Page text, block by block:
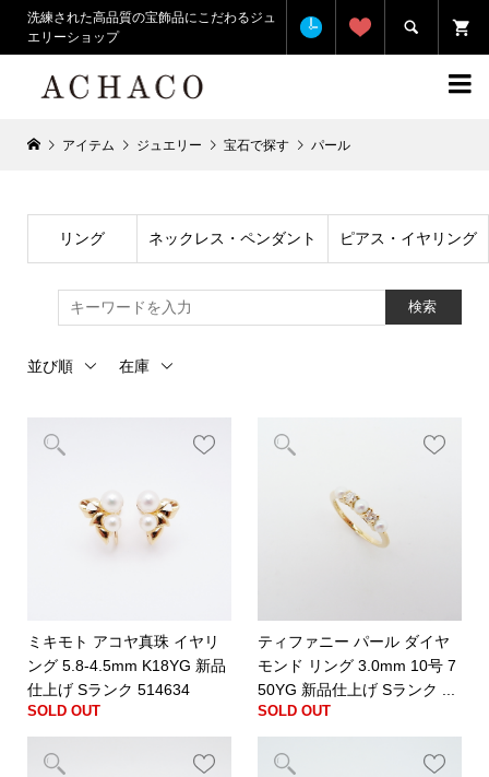
洗練された高品質の宝飾品にこだわるジュ
エリーショップ


アイテム ジュエリー 宝石で探す パール
リング ネックレス・ペンダント ピアス・イヤリング
検索
並び順 在庫
ミキモト アコヤ真珠 イヤリ
ング 5.8-4.5mm K18YG 新品
仕上げ Sランク 514634
SOLD OUT
ティファニー パール ダイヤ
モンド リング 3.0mm 10号 7
50YG 新品仕上げ Sランク ...
SOLD OUT